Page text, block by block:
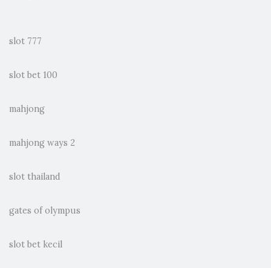
slot 777
slot bet 100
mahjong
mahjong ways 2
slot thailand
gates of olympus
slot bet kecil